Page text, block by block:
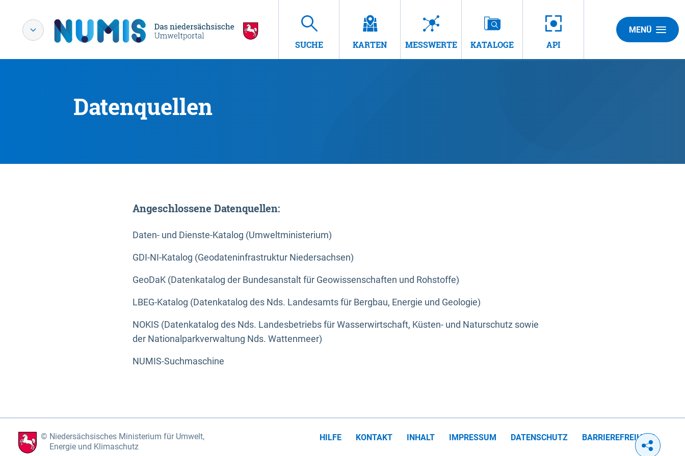
SUCHE KARTEN MESSWERTE KATALOGE API
MENÜ
Datenquellen
Angeschlossene Datenquellen:
Daten- und Dienste-Katalog (Umweltministerium)
GDI-NI-Katalog (Geodateninfrastruktur Niedersachsen)
GeoDaK (Datenkatalog der Bundesanstalt für Geowissenschaften und Rohstoffe)
LBEG-Katalog (Datenkatalog des Nds. Landesamts für Bergbau, Energie und Geologie)
NOKIS (Datenkatalog des Nds. Landesbetriebs für Wasserwirtschaft, Küsten- und Naturschutz sowie
der Nationalparkverwaltung Nds. Wattenmeer)
NUMIS-Suchmaschine
Niedersächsisches Ministerium für Umwelt,
Energie und Klimaschutz
HILFE KONTAKT INHALT IMPRESSUM DATENSCHUTZ BARRIEREFREIHEIT